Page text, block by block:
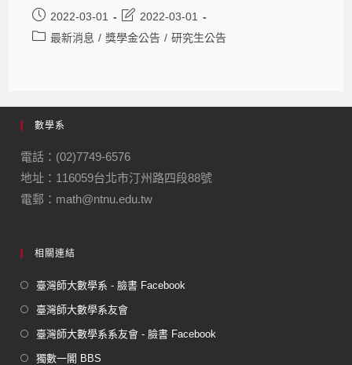
2022-03-01
2022-03-01
最新消息 / 獎學金公告 / 研究生公告
數學系
電話：(02)7749-6576
地址：116059台北市汀州路四段88號
電郵：math@ntnu.edu.tw
相關連結
臺灣師大數學系 - 臉書 Facebook
臺灣師大數學系友會
臺灣師大數學系系友會 - 臉書 Facebook
獨數一閣 BBS